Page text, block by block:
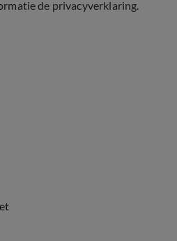
de privacyverklaring.